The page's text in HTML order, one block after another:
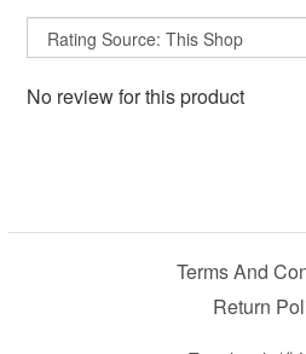
No review for this product
Terms And
Return